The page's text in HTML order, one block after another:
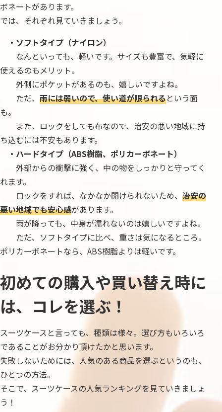
ボネートがあります。
では、それぞれ見ていきましょう。
・ソフトタイプ（ナイロン）
なんといっても、軽いです。サイズも豊富で、気軽に
使えるのもメリット。
外側にポケットがあるのも、嬉しいですよね。
ただ、 雨には弱いので、使い道が限られるという面
も。
また、ロックをしても布なので、治安の悪い地域に持
ち込むには不安もあります。
・ハードタイプ（ABS樹脂、ポリカーボネート）
外部からの衝撃に強く、中の物をしっかりと守ってく
れます。
ロックをすれば、なかなか開けられないため、 治安の
悪い地域でも安心感があります。
雨が降っても、中身が濡れないのは嬉しいですよね。
ただ、ソフトタイプに比べ、重さは気になるところ。
ポリカーボネートなら、ABS樹脂よりは軽いです。
初めての購入や買い替え時に
は、コレを選ぶ！
スーツケースと言っても、種類は様々。選び方もいろいろ
であることがお分かり頂けたかと思います。
失敗しないためには、人気のある商品を選ぶというのも、
ひとつの方法。
そこで、スーツケースの人気ランキングを見ていきましょ
う！